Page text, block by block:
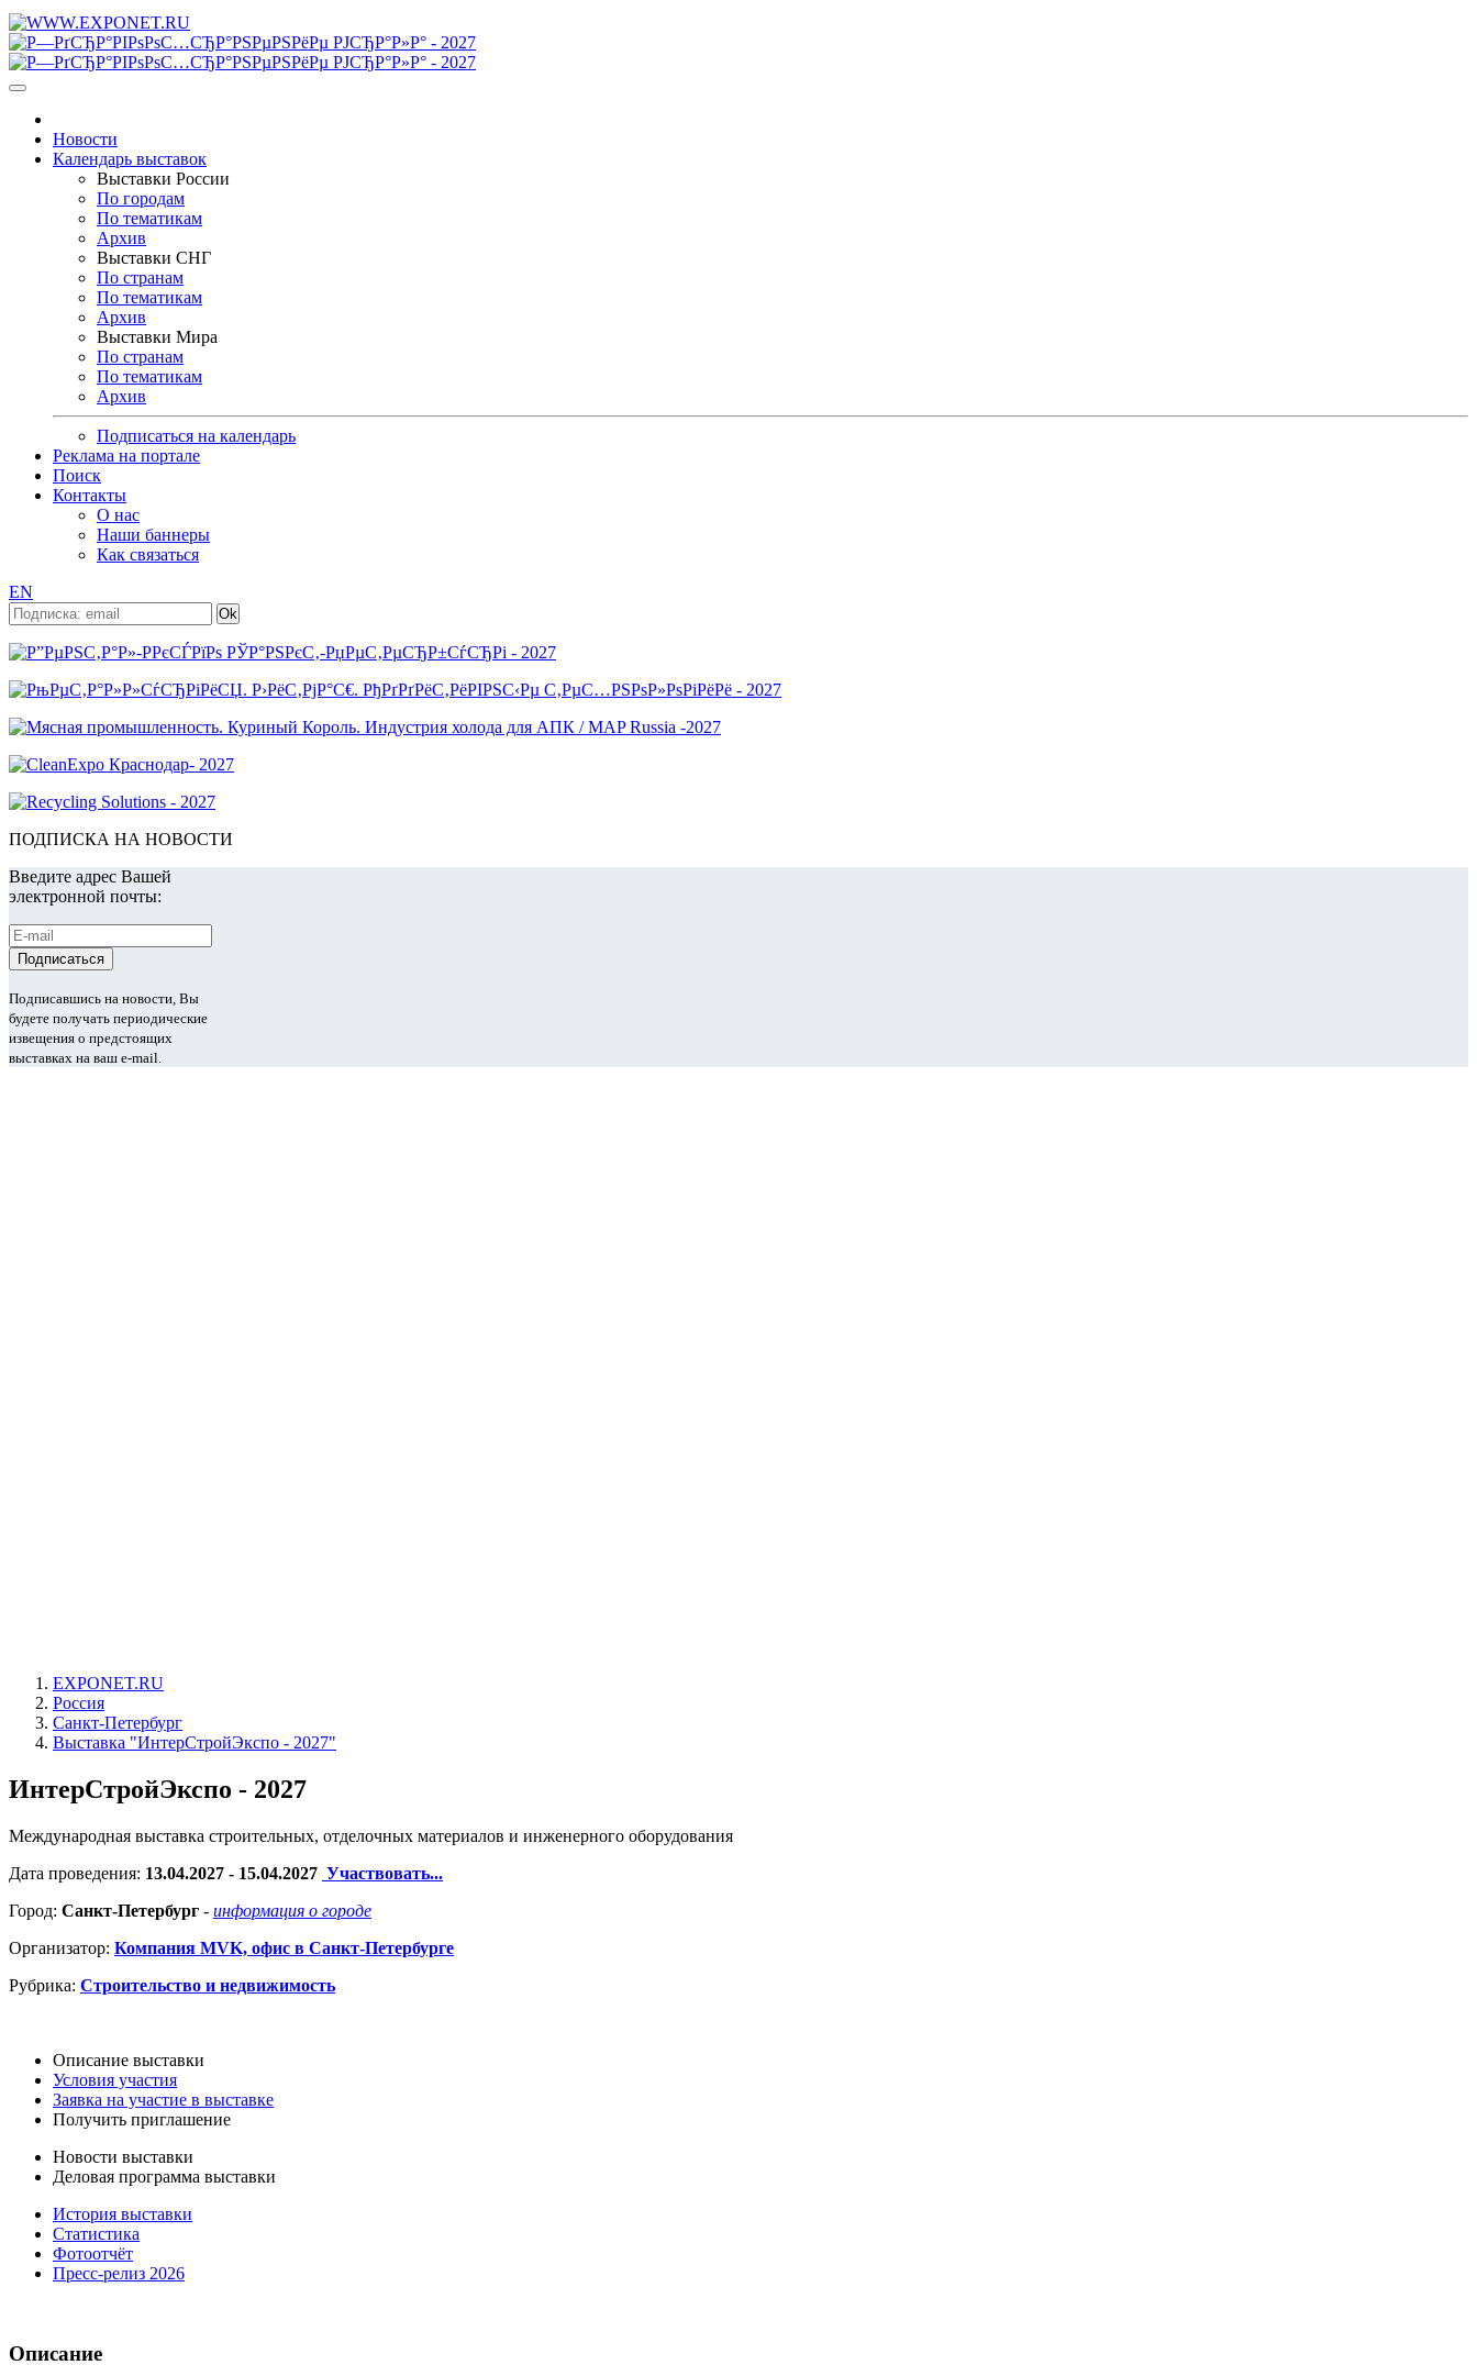
Новости
Календарь выставок
Выставки России
По городам
По тематикам
Архив
Выставки СНГ
По странам
По тематикам
Архив
Выставки Мира
По странам
По тематикам
Архив
Подписаться на календарь
Реклама на портале
Поиск
Контакты
О нас
Наши баннеры
Как связаться
EN
ПОДПИСКА НА НОВОСТИ
Введите адрес Вашей
электронной почты:
Подписавшись на новости, Вы
будете получать периодические
извещения о предстоящих
выставках на ваш e-mail.
EXPONET.RU
Россия
Санкт-Петербург
Выставка "ИнтерСтройЭкспо - 2027"
ИнтерСтройЭкспо - 2027
Международная выставка строительных, отделочных материалов и инженерного оборудования
Дата проведения: 13.04.2027 - 15.04.2027 Участвовать...
Город: Санкт-Петербург - информация о городе
Организатор: Компания MVK, офис в Санкт-Петербурге
Рубрика: Строительство и недвижимость
Описание выставки
Условия участия
Заявка на участие в выставке
Получить приглашение
Новости выставки
Деловая программа выставки
История выставки
Статистика
Фотоотчёт
Пресс-релиз 2026
Описание